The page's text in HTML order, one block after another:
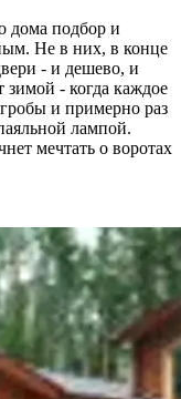
дома подбор и
Не в них, в конце
- и дешево, и
зимой - когда каждое
и примерно раз
лампой.
мечтать о воротах